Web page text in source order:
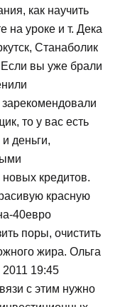
как научить
на уроке и т. Дека
Станаболик
вы уже брали
то у вас есть
деньги,
кредитов.
красную
40евро
поры, очистить
жира. Ольга
2011 19:45
с этим нужно